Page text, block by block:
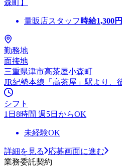
森町】
量販店スタッフ 時給1,300
勤務地
面接地
三重県津市高茶屋小森町
JR紀勢本線「高茶屋」駅より、
シフト
1日8時間 週5日からOK
未経験OK
詳細を見る
応募画面に進む
業務委託契約